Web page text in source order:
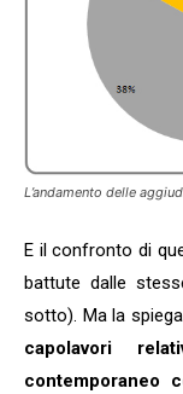
L’andamento delle
E il confronto di
battute dalle
sotto). Ma la
capolavori
contemporaneo